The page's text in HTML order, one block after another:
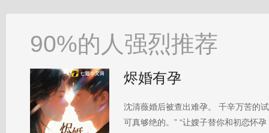
90%的人强烈推荐
烬婚有孕
沈清薇婚后被查出难孕。 千辛万苦的
可真够绝的。” “让嫂子替你和初恋怀